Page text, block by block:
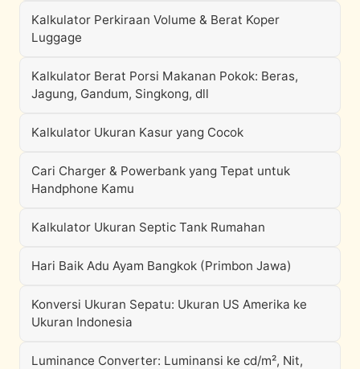
Kalkulator Perkiraan Volume & Berat Koper
Luggage
Kalkulator Berat Porsi Makanan Pokok: Beras,
Jagung, Gandum, Singkong, dll
Kalkulator Ukuran Kasur yang Cocok
Cari Charger & Powerbank yang Tepat untuk
Handphone Kamu
Kalkulator Ukuran Septic Tank Rumahan
Hari Baik Adu Ayam Bangkok (Primbon Jawa)
Konversi Ukuran Sepatu: Ukuran US Amerika ke
Ukuran Indonesia
Luminance Converter: Luminansi ke cd/m², Nit,